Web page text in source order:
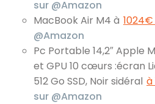
sur @Amazon
MacBook Air M4 à 1024€
@Amazon
Pc Portable 14,2″ Apple
et GPU 10 cœurs :écran
512 Go SSD, Noir sidéral à
sur @Amazon